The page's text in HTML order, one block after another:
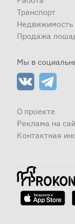
Транспорт
Недвижимость
Продажа
Мы в
О проекте
Реклама на
Контактная